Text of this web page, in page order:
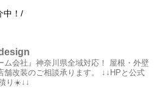
中！/
ム会社』神奈川県全域対応！
屋根・外壁
改装のご相談承ります。
↓↓HPと公式
り☀️↓↓